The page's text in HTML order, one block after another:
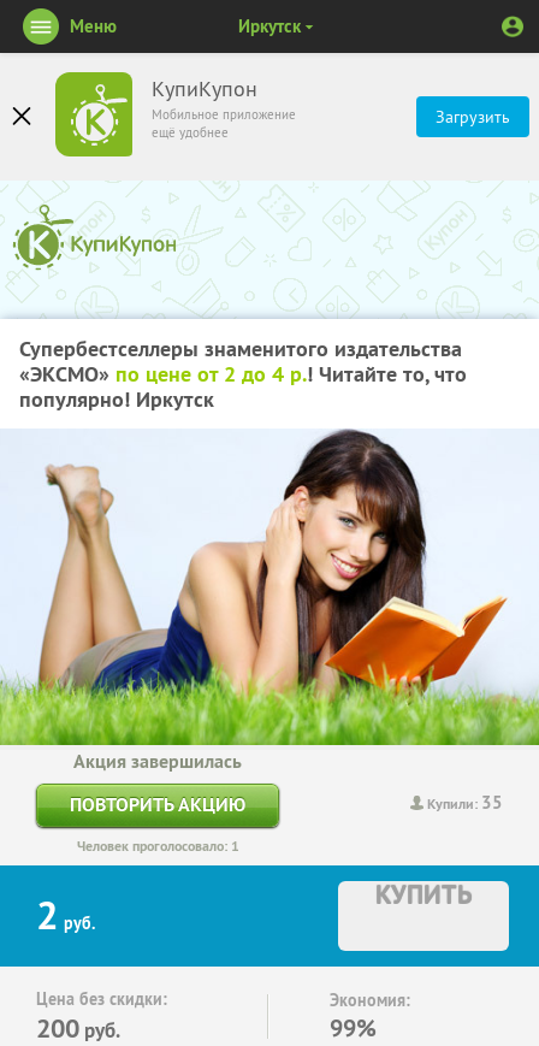
КупиКупон
Мобильное приложение
ещё удобнее
Загрузить
Меню Иркутск
Супербестселлеры знаменитого издательства
«ЭКСМО» по цене от 2 до 4 р.! Читайте то, что
популярно! Иркутск
Купили: 35
Акция завершилась
ПОВТОРИТЬ АКЦИЮ
Человек проголосовало: 1
2 руб.
КУПИТЬ
Цена без скидки:
200 руб.
Экономия:
99%